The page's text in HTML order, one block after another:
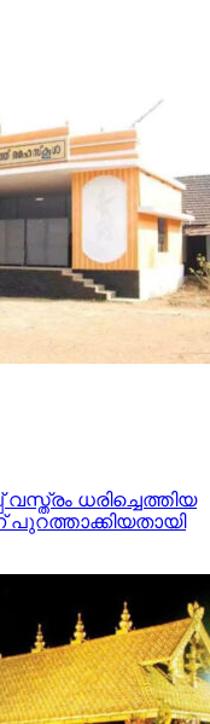
ധരിച്ചെത്തിയ
പുറത്താക്കിയതായി